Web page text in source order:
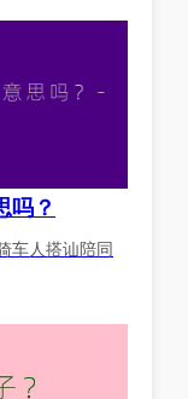
吗？
车人搭讪陪同